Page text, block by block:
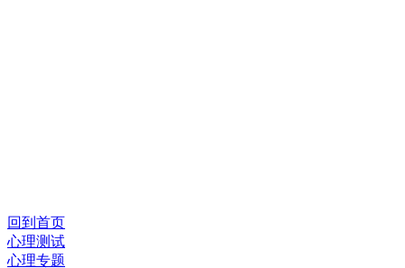
回到首页
心理测试
心理专题